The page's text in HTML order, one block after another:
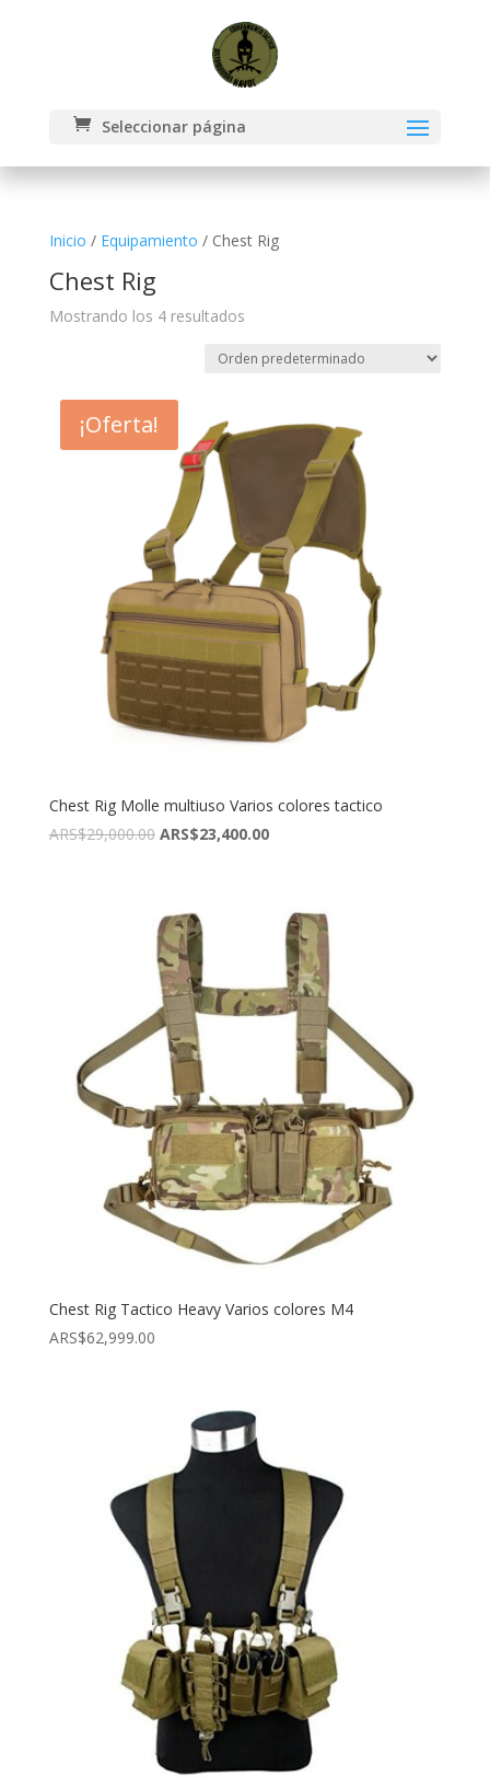
Seleccionar página
Inicio / Equipamiento / Chest Rig
Chest Rig
Mostrando los 4 resultados
¡Oferta!
Chest Rig Molle multiuso Varios colores tactico
ARS$29,000.00 El
era:
ARS$29,000.00.
ARS$23,400.00El
ARS$23,400.00.
Chest Rig Tactico Heavy Varios colores M4
ARS$62,999.00